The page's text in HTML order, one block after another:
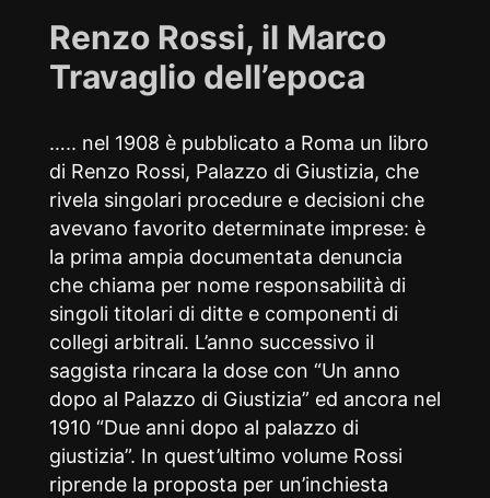
Renzo Rossi, il Marco
Travaglio dell’epoca
….. nel 1908 è pubblicato a Roma un libro
di Renzo Rossi, Palazzo di Giustizia, che
rivela singolari procedure e decisioni che
avevano favorito determinate imprese: è
la prima ampia documentata denuncia
che chiama per nome responsabilità di
singoli titolari di ditte e componenti di
collegi arbitrali. L’anno successivo il
saggista rincara la dose con “Un anno
dopo al Palazzo di Giustizia” ed ancora nel
1910 “Due anni dopo al palazzo di
giustizia”. In quest’ultimo volume Rossi
riprende la proposta per un’inchiesta